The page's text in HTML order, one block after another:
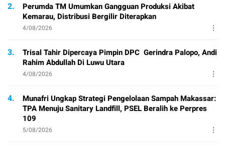
2.
Perumda TM Umumkan Gangguan Produksi Akibat
Kemarau, Distribusi Bergilir Diterapkan
4/08/2026
3.
Trisal Tahir Dipercaya Pimpin DPC Gerindra Palopo, Andi
Rahim Abdullah Di Luwu Utara
4/08/2026
4.
Munafri Ungkap Strategi Pengelolaan Sampah Makassar:
TPA Menuju Sanitary Landfill, PSEL Beralih ke Perpres
109
5/08/2026